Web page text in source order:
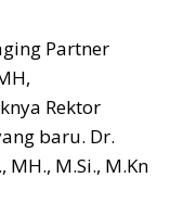
Partner
Rektor
baru. Dr.
MH., M.Si., M.Kn